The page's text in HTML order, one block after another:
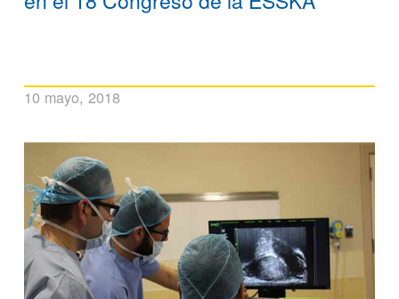
10 mayo, 2018